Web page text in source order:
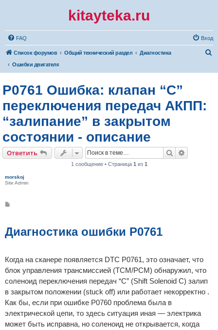
kitayteka.ru
FAQ Вход
Список форумов Общий технический раздел
Диагностика
Ошибки двигателя
P0761 Ошибка: клапан “С”
переключения передач АКПП:
“залипание” в закрытом
состоянии - описание
Ответить Поиск
1 сообщение • Страница 1 из 1
morskoj
Site Admin
щ
н
Диагностика ошибки P0761
Когда на сканере появляется DTC P0761, это означает, что
блок управления трансмиссией (TCM/PCM) обнаружил, что
соленоид переключения передач “C” (Shift Solenoid C) залип
в закрытом положении (stuck off) или работает некорректно .
Как бы, если при ошибке P0760 проблема была в
электрической цепи, то здесь ситуация иная — электрика
может быть исправна, но соленоид не открывается, когда